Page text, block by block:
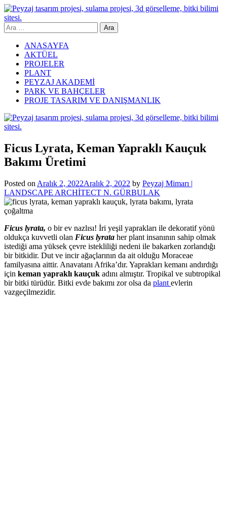
Skip
to
content
Yeşil Mimar
Arama:
ANASAYFA
AKTÜEL
PROJELER
PLANT
PEYZAJ AKADEMİ
PARK VE BAHÇELER
PROJE TASARIM VE DANIŞMANLIK
Ficus Lyrata, Keman Yapraklı Kauçuk
Bakımı Üretimi
Posted on Aralık 2, 2022Aralık 2, 2022 by Peyzaj Mimarı |
LANDSCAPE ARCHİTECT N. GÜRBULAK
Ficus lyrata, o bir ev nazlısı! İri yeşil yaprakları ile dekoratif yönü
oldukça kuvvetli olan Ficus lyrata her plant insanının sahip olmak
istediği ama yüksek çevre istekliliği nedeni ile bakarken zorlandığı
bir bitkidir. Dut ve incir ağaçlarının da ait olduğu Moraceae
familyasına aittir. Anavatanı Afrika’dır. Yaprakları kemanı andırdığı
için keman yapraklı kauçuk adını almıştır. Tropikal ve subtropikal
bir bitki türüdür. Bitki evde bakımı zor olsa da plant evlerin
vazgeçilmezidir.